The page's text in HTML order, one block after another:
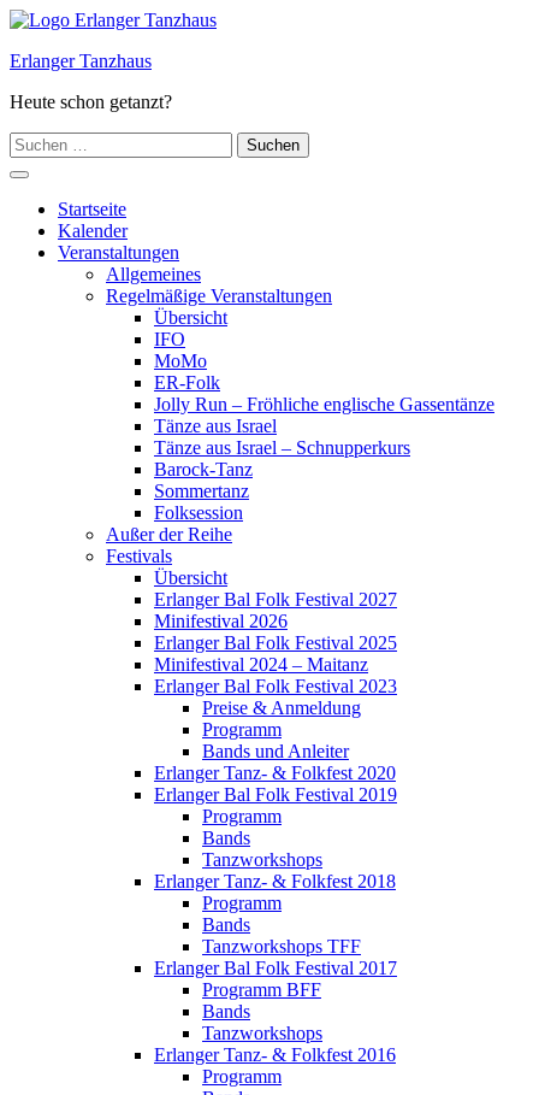
Zum
springen
Erlanger Tanzhaus
Heute schon getanzt?
Suchen
nach:
Hauptmenü
Startseite
Kalender
Veranstaltungen
Allgemeines
Regelmäßige Veranstaltungen
Übersicht
IFO
MoMo
ER-Folk
Jolly Run – Fröhliche englische Gassentänze
Tänze aus Israel
Tänze aus Israel – Schnupperkurs
Barock-Tanz
Sommertanz
Folksession
Außer der Reihe
Festivals
Übersicht
Erlanger Bal Folk Festival 2027
Minifestival 2026
Erlanger Bal Folk Festival 2025
Minifestival 2024 – Maitanz
Erlanger Bal Folk Festival 2023
Preise & Anmeldung
Programm
Bands und Anleiter
Erlanger Tanz- & Folkfest 2020
Erlanger Bal Folk Festival 2019
Programm
Bands
Tanzworkshops
Erlanger Tanz- & Folkfest 2018
Programm
Bands
Tanzworkshops TFF
Erlanger Bal Folk Festival 2017
Programm BFF
Bands
Tanzworkshops
Erlanger Tanz- & Folkfest 2016
Programm